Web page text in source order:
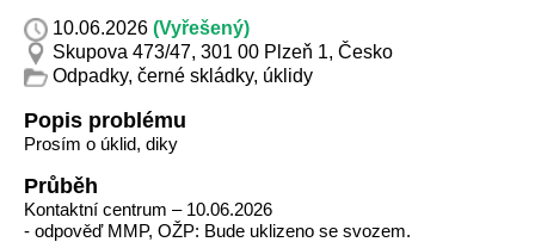
10.06.2026 (Vyřešený)
Skupova 473/47, 301 00 Plzeň 1, Česko
Odpadky, černé skládky, úklidy
Popis problému
Prosím o úklid, diky
Průběh
Kontaktní centrum – 10.06.2026
- odpověď MMP, OŽP: Bude uklizeno se svozem.